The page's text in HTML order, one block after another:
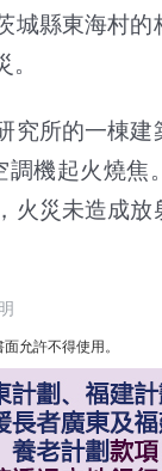
城縣東海村的
究所的一棟建
調機起火燒焦
火災未造成放
允許不得使用。